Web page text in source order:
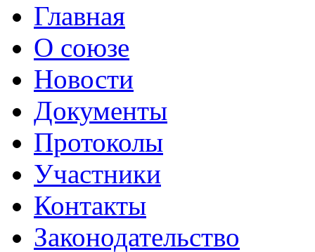
Главная
О союзе
Новости
Документы
Протоколы
Участники
Контакты
Законодательство